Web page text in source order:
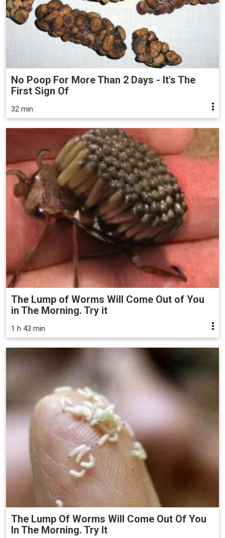
No Poop For More Than 2 Days - It's The
First Sign Of
32 min
The Lump of Worms Will Come Out of You
in The Morning. Try it
1 h 43 min
The Lump Of Worms Will Come Out Of You
In The Morning. Try It